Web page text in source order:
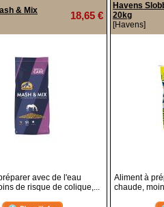
& Mix
18,65 €
avec de l'eau
de risque de colique,...
Havens
20kg
[Havens]
Aliment à
chaude,